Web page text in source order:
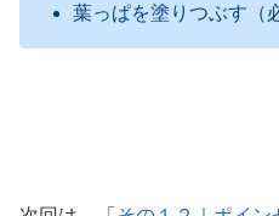
葉っぱを塗りつぶす（